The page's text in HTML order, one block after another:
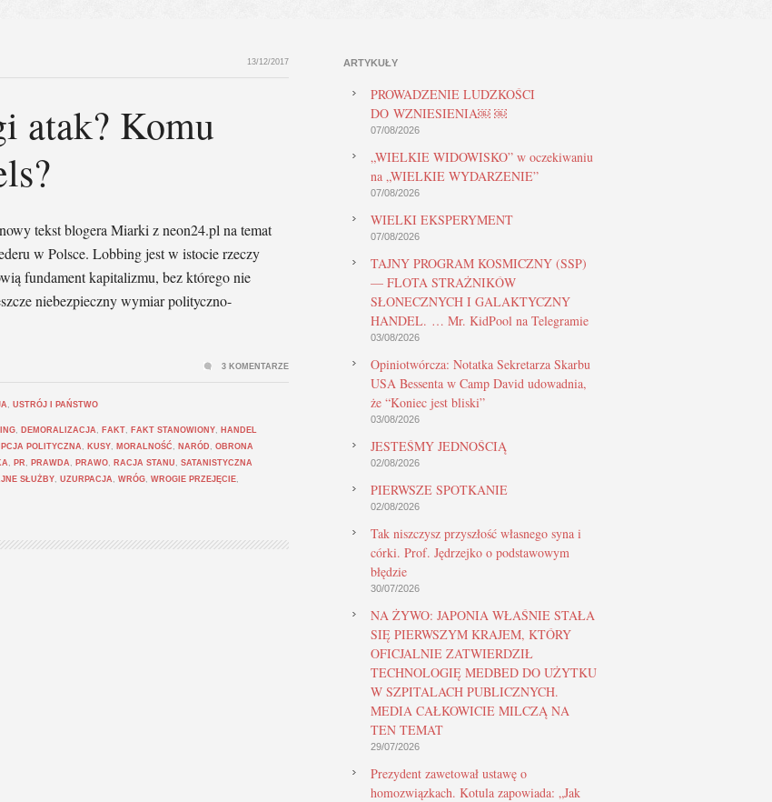
13/12/2017
atak? Komu
tekst blogera Miarki z neon24.pl na temat
w Polsce. Lobbing jest w istocie rzeczy
fundament kapitalizmu, bez którego nie
niebezpieczny wymiar polityczno-
, USTRÓJ I PAŃSTWO
, DEMORALIZACJA , FAKT, FAKT STANOWIONY, HANDEL
POLITYCZNA , KUSY, MORALNOŚĆ , NARÓD , OBRONA
, PR , PRAWDA , PRAWO, RACJA STANU , SATANISTYCZNA
SŁUŻBY, UZURPACJA , WRÓG, WROGIE PRZEJĘCIE,
3 KOMENTARZE
ARTYKUŁY
PROWADZENIE LUDZKOŚCI
DO WZNIESIENIA￼ ￼
07/08/2026
„WIELKIE WIDOWISKO” w oczekiwaniu
na „WIELKIE WYDARZENIE”
07/08/2026
WIELKI EKSPERYMENT
07/08/2026
TAJNY PROGRAM KOSMICZNY (SSP)
— FLOTA STRAŻNIKÓW
SŁONECZNYCH I GALAKTYCZNY
HANDEL. … Mr. KidPool na Telegramie
03/08/2026
Opiniotwórcza: Notatka Sekretarza Skarbu
USA Bessenta w Camp David udowadnia,
że “Koniec jest bliski”
03/08/2026
JESTEŚMY JEDNOŚCIĄ
02/08/2026
PIERWSZE SPOTKANIE
02/08/2026
Tak niszczysz przyszłość własnego syna i
córki. Prof. Jędrzejko o podstawowym
błędzie
30/07/2026
NA ŻYWO: JAPONIA WŁAŚNIE STAŁA
SIĘ PIERWSZYM KRAJEM, KTÓRY
OFICJALNIE ZATWIERDZIŁ
TECHNOLOGIĘ MEDBED DO UŻYTKU
W SZPITALACH PUBLICZNYCH.
MEDIA CAŁKOWICIE MILCZĄ NA
TEN TEMAT
29/07/2026
Prezydent zawetował ustawę o
homozwiązkach. Kotula zapowiada: „Jak